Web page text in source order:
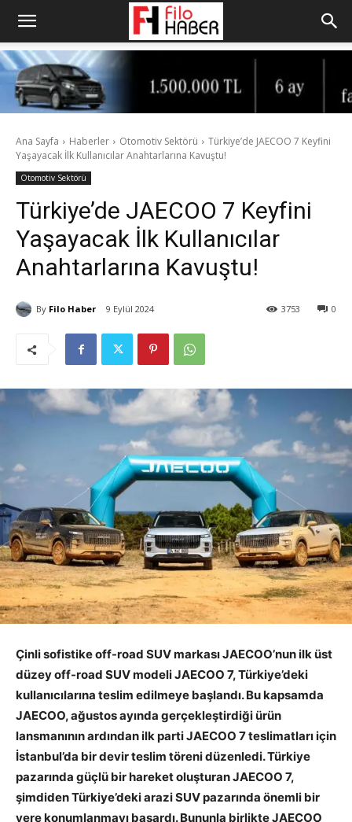
Ana Sayfa Haberler Otomotiv Sektörü
Türkiye’de JAECOO 7 Keyfini
Yaşayacak İlk Kullanıcılar Anahtarlarına Kavuştu!
Otomotiv Sektörü
Türkiye’de JAECOO 7 Keyfini
Yaşayacak İlk Kullanıcılar
Anahtarlarına Kavuştu!
By Filo Haber 9 Eylül 2024 0
3753
Çinli sofistike off-road SUV markası JAECOO’nun ilk üst
düzey off-road SUV modeli JAECOO 7, Türkiye’deki
kullanıcılarına teslim edilmeye başlandı. Bu kapsamda
JAECOO, ağustos ayında gerçekleştirdiği ürün
lansmanının ardından ilk parti JAECOO 7 teslimatları için
İstanbul’da bir devir teslim töreni düzenledi. Türkiye
pazarında güçlü bir hareket oluşturan JAECOO 7,
şimdiden Türkiye’deki arazi SUV pazarında önemli bir
yere konumlanmayı başardı. Bununla birlikte JAECOO